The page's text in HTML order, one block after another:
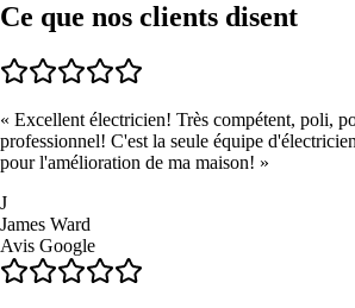
Ce que nos clients disent
« Excellent électricien! Très compétent, poli,
professionnel! C'est la seule équipe
pour l'amélioration de ma maison! »
J
James Ward
Avis Google